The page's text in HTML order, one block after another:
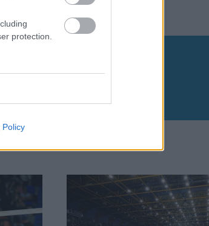
protection.
Policy